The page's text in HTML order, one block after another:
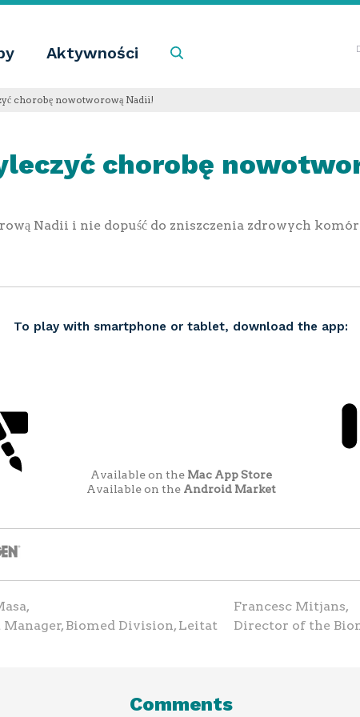
Aktywności
chorobę nowotworową Nadii!
chorobę
Nadii i nie dopuść do zniszczenia zdrowych
To play with smartphone or tablet, download the app:
Available on the Mac App Store
Available on the Android Market
Manager, Biomed Division, Leitat
Francesc Mitjans,
Director of the
Comments